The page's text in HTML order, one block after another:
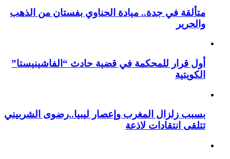
متألقة في جدة.. ميادة الحناوي بفستان من الذهب
والحرير
أول قرار للمحكمة في قضية حادث “الفاشينيستا”
الكويتية
بسبب زلزال المغرب وإعصار ليبيا..رضوى الشربيني
تتلقى انتقادات لاذعة